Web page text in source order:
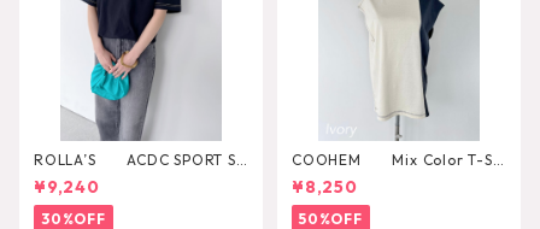
ROLLA’S ACDC SPORT SP
LICE TEE
¥9,240
30%OFF
COOHEM Mix Color T-SH
IRT
¥8,250
50%OFF